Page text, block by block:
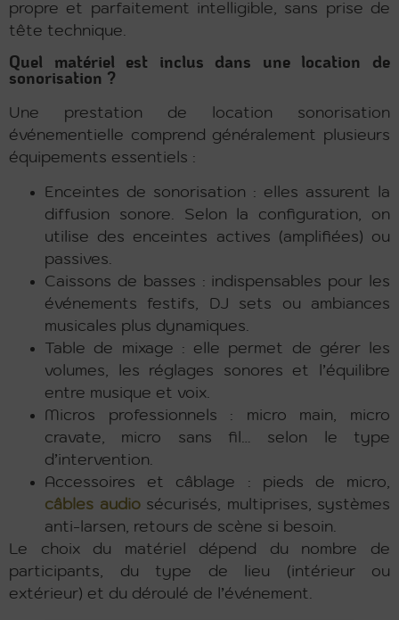
propre et parfaitement intelligible, sans prise de
tête technique.
Quel matériel est inclus dans une location de
sonorisation ?
Une prestation de location sonorisation
événementielle comprend généralement plusieurs
équipements essentiels :
Enceintes de sonorisation : elles assurent la
diffusion sonore. Selon la configuration, on
utilise des enceintes actives (amplifiées) ou
passives.
Caissons de basses : indispensables pour les
événements festifs, DJ sets ou ambiances
musicales plus dynamiques.
Table de mixage : elle permet de gérer les
volumes, les réglages sonores et l’équilibre
entre musique et voix.
Micros professionnels : micro main, micro
cravate, micro sans fil… selon le type
d’intervention.
Accessoires et câblage : pieds de micro,
câbles audiosécurisés, multiprises, systèmes
anti-larsen, retours de scène si besoin.
Le choix du matériel dépend du nombre de
participants, du type de lieu (intérieur ou
extérieur) et du déroulé de l’événement.